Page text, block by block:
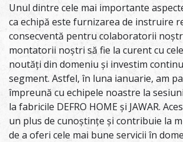
Unul dintre cele mai importante
ca echipă este furnizarea de instruire
consecventă pentru colaboratorii
montatorii noștri să fie la curent cu
noutăți din domeniu și investim
segment. Astfel, în luna ianuarie, am
împreună cu echipele noastre la
la fabricile DEFRO HOME și JAWAR.
un plus de cunoștințe și contribuie la
de a oferi cele mai bune servicii în